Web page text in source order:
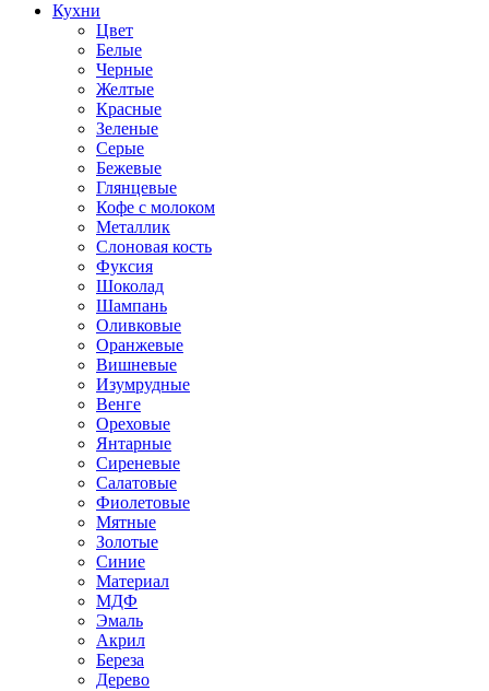
Кухни
Цвет
Белые
Черные
Желтые
Красные
Зеленые
Серые
Бежевые
Глянцевые
Кофе с молоком
Металлик
Слоновая кость
Фуксия
Шоколад
Шампань
Оливковые
Оранжевые
Вишневые
Изумрудные
Венге
Ореховые
Янтарные
Сиреневые
Салатовые
Фиолетовые
Мятные
Золотые
Синие
Материал
МДФ
Эмаль
Акрил
Береза
Дерево